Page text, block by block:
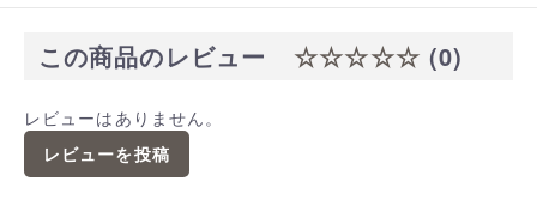
この商品のレビュー ☆☆☆☆☆ (0)
レビューはありません。
レビューを投稿